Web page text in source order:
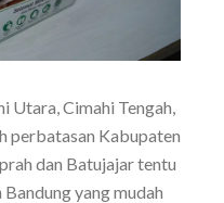
Utara, Cimahi Tengah,
perbatasan Kabupaten
dan Batujajar tentu
yang mudah